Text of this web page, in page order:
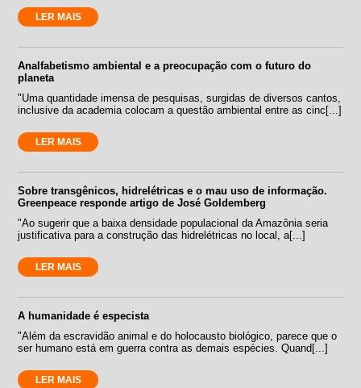
LER MAIS
Analfabetismo ambiental e a preocupação com o futuro do
planeta
"Uma quantidade imensa de pesquisas, surgidas de diversos cantos,
inclusive da academia colocam a questão ambiental entre as cinc[...]
LER MAIS
Sobre transgênicos, hidrelétricas e o mau uso de informação.
Greenpeace responde artigo de José Goldemberg
"Ao sugerir que a baixa densidade populacional da Amazônia seria
justificativa para a construção das hidrelétricas no local, a[...]
LER MAIS
A humanidade é especista
"Além da escravidão animal e do holocausto biológico, parece que o
ser humano está em guerra contra as demais espécies. Quand[...]
LER MAIS